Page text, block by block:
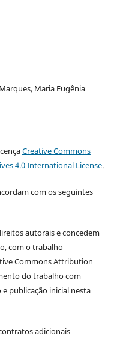
Maria Eugênia
Creative Commons
4.0 International License.
com os seguintes
autorais e concedem
com o trabalho
Commons Attribution
do trabalho com
publicação inicial nesta
adicionais